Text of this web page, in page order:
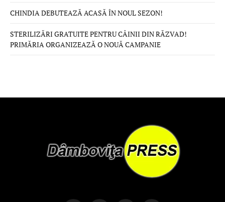
CHINDIA DEBUTEAZĂ ACASĂ ÎN NOUL SEZON!
STERILIZĂRI GRATUITE PENTRU CÂINII DIN RĂZVAD!
PRIMĂRIA ORGANIZEAZĂ O NOUĂ CAMPANIE